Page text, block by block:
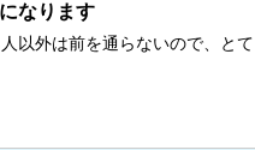
なります
以外は前を通らないので、とて